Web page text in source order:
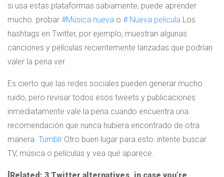
si usa estas plataformas sabiamente, puede aprender
mucho. probar #Música nueva o # Nueva pelicula Los
hashtags en Twitter, por ejemplo, muestran algunas
canciones y películas recientemente lanzadas que podrían
valer la pena ver.
Es cierto que las redes sociales pueden generar mucho
ruido, pero revisar todos esos tweets y publicaciones
inmediatamente vale la pena cuando encuentra una
recomendación que nunca hubiera encontrado de otra
manera. Tumblr Otro buen lugar para esto: intente buscar
TV, música o películas y vea qué aparece.